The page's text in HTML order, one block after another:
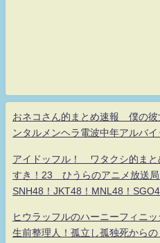
おネコさん的まとめ速報 僕の彼
ンタルメンヘラ電波中年アルバ
アイドッフル！ ワタクシ的ま
すき！23 ひうらのアニメ放送
SNH48！JKT48！MNL48！
ヒウラッフルのハーニーフィニ
生前整理人！孤立し孤独死から